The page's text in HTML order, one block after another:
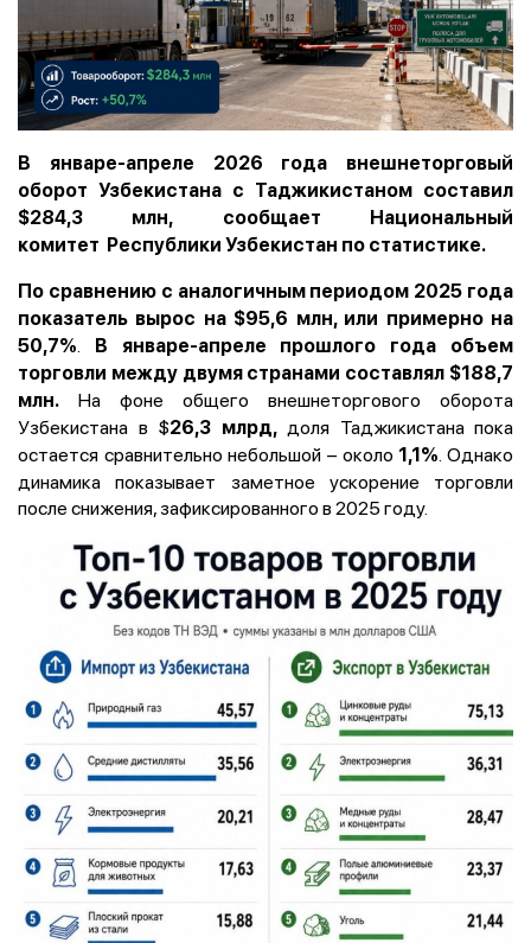
В январе-апреле 2026 года внешнеторговый
оборот Узбекистана с Таджикистаном составил
$284,3 млн, сообщает Национальный
комитет Республики Узбекистан по статистике.
По сравнению с аналогичным периодом 2025 года
показатель вырос на $95,6 млн, или примерно на
50,7%. В январе-апреле прошлого года объем
торговли между двумя странами составлял $188,7
млн. На фоне общего внешнеторгового оборота
Узбекистана в $26,3 млрд, доля Таджикистана пока
остается сравнительно небольшой – около 1,1%. Однако
динамика показывает заметное ускорение торговли
после снижения, зафиксированного в 2025 году.